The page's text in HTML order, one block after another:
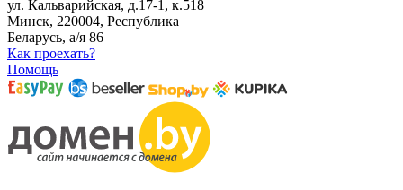
ул. Кальварийская, д.17-1, к.518
Минск, 220004, Республика
Беларусь, а/я 86
Как проехать?
Помощь